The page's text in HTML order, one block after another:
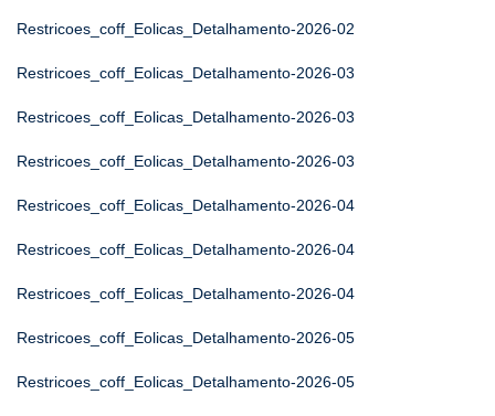
Restricoes_coff_Eolicas_Detalhamento-2026-02
Restricoes_coff_Eolicas_Detalhamento-2026-03
Restricoes_coff_Eolicas_Detalhamento-2026-03
Restricoes_coff_Eolicas_Detalhamento-2026-03
Restricoes_coff_Eolicas_Detalhamento-2026-04
Restricoes_coff_Eolicas_Detalhamento-2026-04
Restricoes_coff_Eolicas_Detalhamento-2026-04
Restricoes_coff_Eolicas_Detalhamento-2026-05
Restricoes_coff_Eolicas_Detalhamento-2026-05